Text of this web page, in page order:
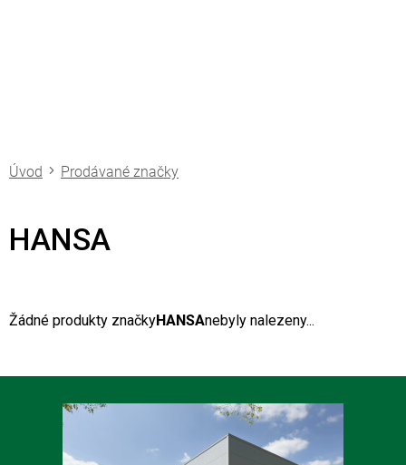
Prodávané značky
HANSA
Žádné produkty značkyHANSAnebyly nalezeny...